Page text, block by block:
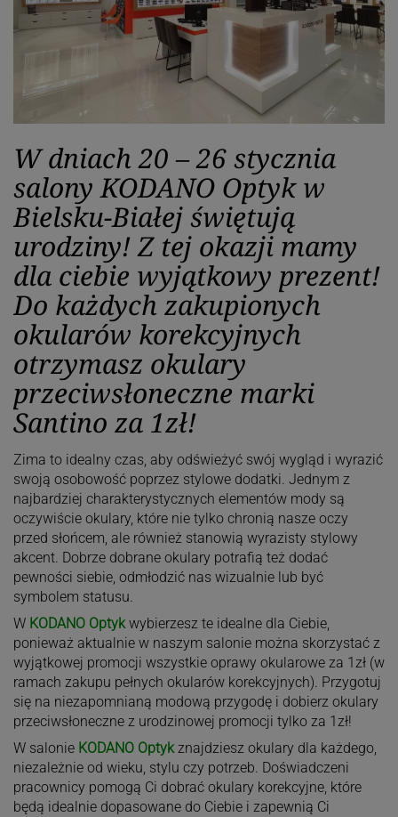
W dniach 20 – 26 stycznia
salony KODANO Optyk w
Bielsku-Białej świętują
urodziny! Z tej okazji mamy
dla ciebie wyjątkowy prezent!
Do każdych zakupionych
okularów korekcyjnych
otrzymasz okulary
przeciwsłoneczne marki
Santino za 1zł!
Zima to idealny czas, aby odświeżyć swój wygląd i wyrazić
swoją osobowość poprzez stylowe dodatki. Jednym z
najbardziej charakterystycznych elementów mody są
oczywiście okulary, które nie tylko chronią nasze oczy
przed słońcem, ale również stanowią wyrazisty stylowy
akcent. Dobrze dobrane okulary potrafią też dodać
pewności siebie, odmłodzić nas wizualnie lub być
symbolem statusu.
W KODANO Optyk wybierzesz te idealne dla Ciebie,
ponieważ aktualnie w naszym salonie można skorzystać z
wyjątkowej promocji wszystkie oprawy okularowe za 1zł (w
ramach zakupu pełnych okularów korekcyjnych). Przygotuj
się na niezapomnianą modową przygodę i dobierz okulary
przeciwsłoneczne z urodzinowej promocji tylko za 1zł!
W salonie KODANO Optyk znajdziesz okulary dla każdego,
niezależnie od wieku, stylu czy potrzeb. Doświadczeni
pracownicy pomogą Ci dobrać okulary korekcyjne, które
będą idealnie dopasowane do Ciebie i zapewnią Ci